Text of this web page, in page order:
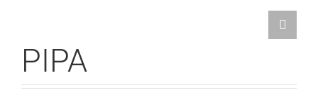
PIPA